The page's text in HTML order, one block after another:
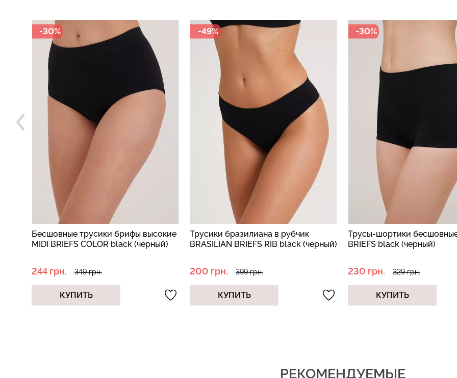
-49%
Трусики бразилиана в рубчик
BRASILIAN BRIEFS RIB black (черный)
200 грн. 399 грн.
КУПИТЬ
-30%
Трусы-шортики бесшовные BOXER
BRIEFS black (черный)
230 грн. 329 грн.
КУПИТЬ
-30%
Бесшовные трусы хипстеры
BRIEFS (черный)
230 грн. 329 грн.
КУПИТЬ
РЕКОМЕНДУЕМЫЕ